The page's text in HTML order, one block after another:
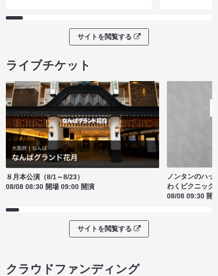
サイトを閲覧する
ライブチケット
８月本公演（8/1～8/23）
08/08 08:30 開場 09:00 開演
ノンタンのハッ
わくピクニック
08/08 09:30 開
サイトを閲覧する
クラウドファンディング